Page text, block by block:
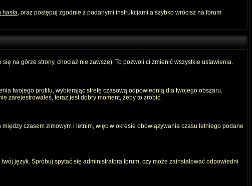
hasła, oraz postępuj zgodnie z podanymi instrukcjami a szybko wrócisz na forum
na górze strony, chociaż nie zawsze). To pozwoli ci zmienić wszystkie ustawienia.
twojego profilu, wybierając strefę czasową odpowiednią dla twojego obszaru.
zarejestrowałeś, teraz jest dobry moment, żeby to zrobić.
czasem zimowym i letnim, więc w okresie obowiązywania czasu letniego podane
język. Spróbuj spytać się administratora forum, czy może zainstalować odpowiedni